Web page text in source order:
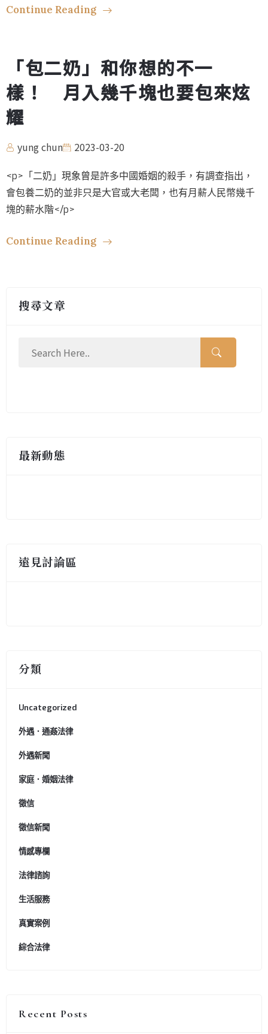
Continue Reading
「包二奶」和你想的不一
樣！ 月入幾千塊也要包來炫
耀
yung chun 2023-03-20
<p>「二奶」現象曾是許多中國婚姻的殺手，有調查指出，
會包養二奶的並非只是大官或大老闆，也有月薪人民幣幾千
塊的薪水階</p>
Continue Reading
搜尋文章
最新動態
遠見討論區
分類
Uncategorized
外遇．通姦法律
外遇新聞
家庭．婚姻法律
徵信
徵信新聞
情感專欄
法律諮詢
生活服務
真實案例
綜合法律
Recent Posts